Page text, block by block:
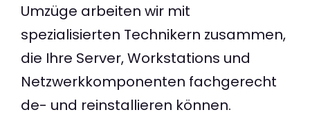
Umzüge arbeiten wir mit
spezialisierten Technikern zusammen,
die Ihre Server, Workstations und
Netzwerkkomponenten fachgerecht
de- und reinstallieren können.